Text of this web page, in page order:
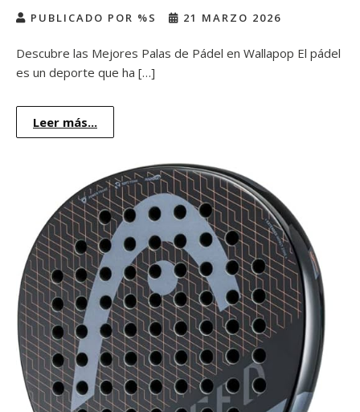
PUBLICADO POR %S 21 MARZO 2026
Descubre las Mejores Palas de Pádel en Wallapop El pádel
es un deporte que ha […]
Leer más...